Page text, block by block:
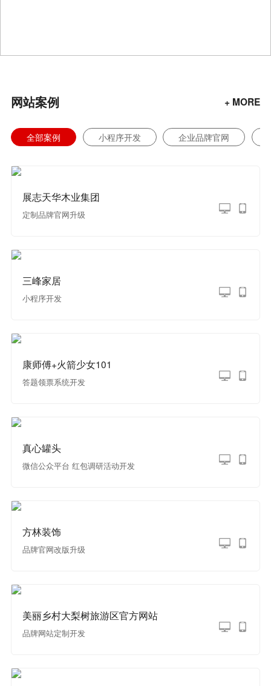
网站案例 + MORE
全部案例 小程序开发 企业品牌官网
展志天华木业集团
定制品牌官网升级
三峰家居
小程序开发
康师傅+火箭少女101
答题领票系统开发
真心罐头
微信公众平台 红包调研活动开发
方林装饰
品牌官网改版升级
美丽乡村大梨树旅游区官方网站
品牌网站定制开发